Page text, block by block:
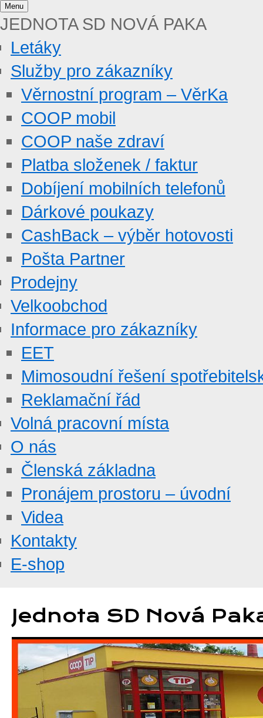
Menu
JEDNOTA SD NOVÁ PAKA
Letáky
Služby pro zákazníky
Věrnostní program – VěrKa
COOP mobil
COOP naše zdraví
Platba složenek / faktur
Dobíjení mobilních telefonů
Dárkové poukazy
CashBack – výběr hotovosti
Pošta Partner
Prodejny
Velkoobchod
Informace pro zákazníky
EET
Mimosoudní řešení
Reklamační řád
Volná pracovní místa
O nás
Členská základna
Pronájem prostoru – úvodní
Videa
Kontakty
E-shop
obsahu
webu
Jednota SD Nová